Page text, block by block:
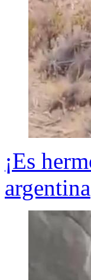
¡Es
argentina